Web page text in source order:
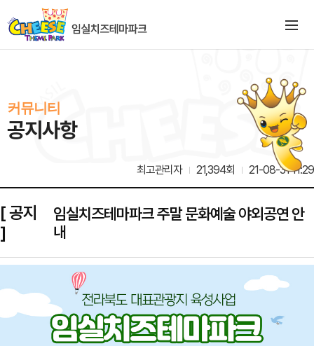
커뮤니티
공지사항
최고관리자 21,394회 21-08-31 11:29
[ 공지
]
임실치즈테마파크 주말 문화예술 야외공연 안
내